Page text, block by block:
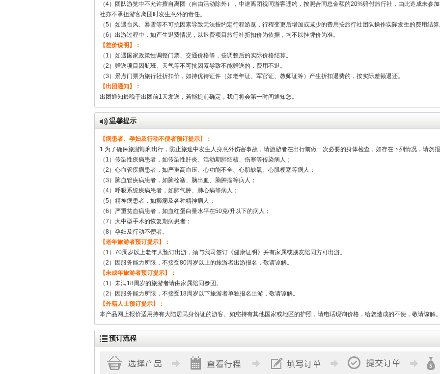
（4）团队游览中不允许擅自离团（自由活动除外），中途离团视同游客违约，按照合同总金额的20%赔付旅行社，由此造成未参
社亦不承担游客离团时发生意外的责任。
（5）如遇台风、暴雪等不可抗因素导致无法按约定行程游览，行程变更后增加或减少的费用按旅行社团队操作实际发生的费用结
（6）出游过程中，如产生退费情况，以退费项目旅行社折扣价为依据，均不以挂牌价为准。
【差价说明】：
（1）如遇国家政策性调整门票、交通价格等，按调整后的实际价格结算。
（2）赠送项目因航班、天气等不可抗因素导致不能赠送的，费用不退。
（3）景点门票为旅行社折扣价，如持优待证件（如老年证、军官证、教师证等）产生折扣退费的，按实际差额退还。
【出团通知】：
出团通知最晚于出团前1天发送，若能提前确定，我们将会第一时间通知您。
温馨提示
【病患者、孕妇及行动不便者预订提示】：
1.为了确保旅游顺利出行，防止旅途中发生人身意外伤害事故，请旅游者在出行前做一次必要的身体检查，如存在下列情况，请勿
（1）传染性疾病患者，如传染性肝炎、活动期肺结核、伤寒等传染病人；
（2）心血管疾病患者，如严重高血压、心功能不全、心肌缺氧、心肌梗塞等病人；
（3）脑血管疾病患者，如脑栓塞、脑出血、脑肿瘤等病人；
（4）呼吸系统疾病患者，如肺气肿、肺心病等病人；
（5）精神病患者，如癫痫及各种精神病人；
（6）严重贫血病患者，如血红蛋白量水平在50克/升以下的病人；
（7）大中型手术的恢复期病患者；
（8）孕妇及行动不便者。
【老年旅游者预订提示】：
（1）70周岁以上老年人预订出游，须与我司签订《健康证明》并有家属或朋友陪同方可出游。
（2）因服务能力所限，不接受80周岁以上的旅游者出游报名，敬请谅解。
【未成年旅游者预订提示】：
（1）未满18周岁的旅游者请由家属陪同参团。
（2）因服务能力所限，不接受18周岁以下旅游者单独报名出游，敬请谅解。
【外籍人士预订提示】：
本产品网上报价适用持有大陆居民身份证的游客。如您持有其他国家或地区的护照，请电话现询价格，给您造成的不便，敬请谅解
预订流程